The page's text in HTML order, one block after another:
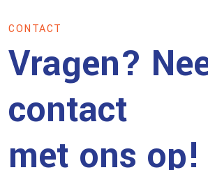
CONTACT
Vragen?
contact
met ons op!